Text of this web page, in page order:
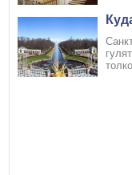
Номер 3(DBL)